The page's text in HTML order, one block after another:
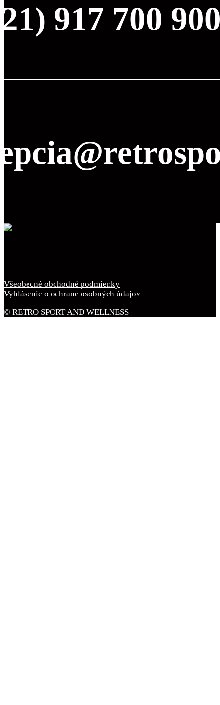
917 700
Všeobecné obchodné podmienky
Vyhlásenie o ochrane osobných údajov
© RETRO SPORT AND WELLNESS